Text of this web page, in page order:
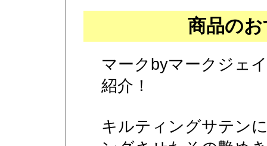
商品の
マークbyマークジェ
紹介！
キルティングサテン